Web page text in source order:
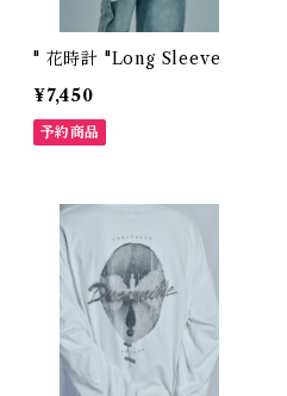
" 花時計 "Long Sleeve
¥7,450
予約商品